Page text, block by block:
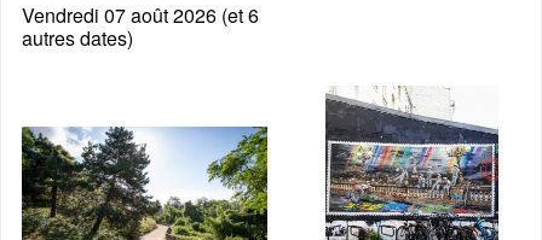
Vendredi 07 août 2026 (et 6
autres dates)